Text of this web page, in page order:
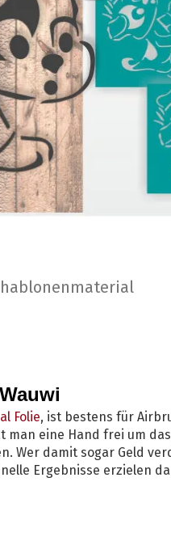
Folie, ist bestens für
man eine Hand frei um
Wer damit sogar Geld
Ergebnisse erzielen